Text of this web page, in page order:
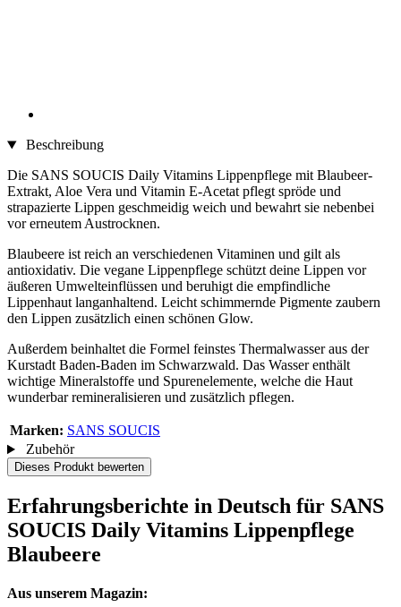
Beschreibung
Die SANS SOUCIS Daily Vitamins Lippenpflege mit Blaubeer-
Extrakt, Aloe Vera und Vitamin E-Acetat pflegt spröde und
strapazierte Lippen geschmeidig weich und bewahrt sie nebenbei
vor erneutem Austrocknen.
Blaubeere ist reich an verschiedenen Vitaminen und gilt als
antioxidativ. Die vegane Lippenpflege schützt deine Lippen vor
äußeren Umwelteinflüssen und beruhigt die empfindliche
Lippenhaut langanhaltend. Leicht schimmernde Pigmente zaubern
den Lippen zusätzlich einen schönen Glow.
Außerdem beinhaltet die Formel feinstes Thermalwasser aus der
Kurstadt Baden-Baden im Schwarzwald. Das Wasser enthält
wichtige Mineralstoffe und Spurenelemente, welche die Haut
wunderbar remineralisieren und zusätzlich pflegen.
Marken: SANS SOUCIS
Zubehör
Dieses Produkt bewerten
Erfahrungsberichte in Deutsch für SANS
SOUCIS Daily Vitamins Lippenpflege
Blaubeere
Aus unserem Magazin: